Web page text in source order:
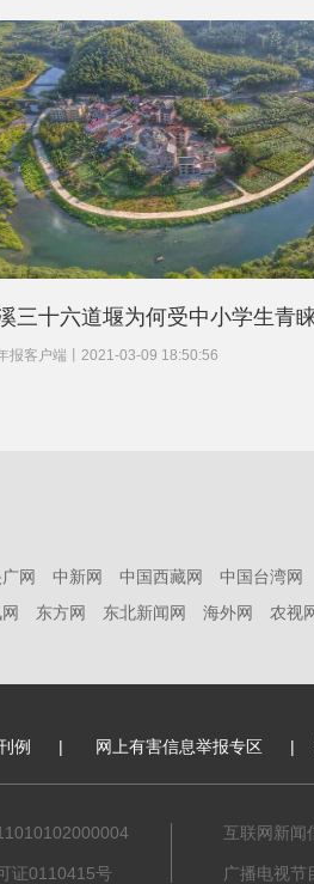
三十六道堰为何受中小学生青
报客户端 2021-03-09 18:50:56
报客户端 2021-03-09 18:50:56
网 中新网 中国西藏网 中国台湾网
东方网 东北新闻网 海外网 农视
例 | 网上有害信息举报专区 |
证0110415号
互联网新闻
广播电视节